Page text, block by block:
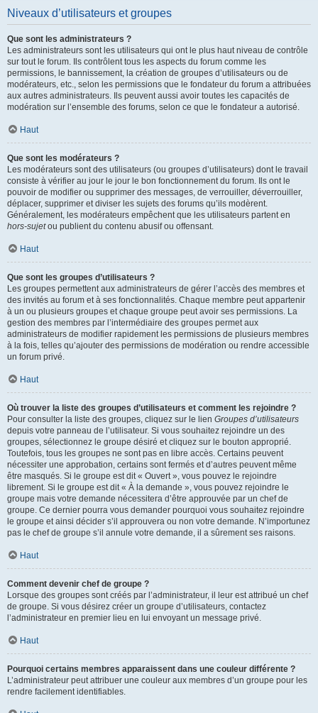
Niveaux d’utilisateurs et groupes
Que sont les administrateurs ?
Les administrateurs sont les utilisateurs qui ont le plus haut niveau de contrôle
sur tout le forum. Ils contrôlent tous les aspects du forum comme les
permissions, le bannissement, la création de groupes d’utilisateurs ou de
modérateurs, etc., selon les permissions que le fondateur du forum a attribuées
aux autres administrateurs. Ils peuvent aussi avoir toutes les capacités de
modération sur l’ensemble des forums, selon ce que le fondateur a autorisé.
Haut
Que sont les modérateurs ?
Les modérateurs sont des utilisateurs (ou groupes d’utilisateurs) dont le travail
consiste à vérifier au jour le jour le bon fonctionnement du forum. Ils ont le
pouvoir de modifier ou supprimer des messages, de verrouiller, déverrouiller,
déplacer, supprimer et diviser les sujets des forums qu’ils modèrent.
Généralement, les modérateurs empêchent que les utilisateurs partent en
hors-sujetou publient du contenu abusif ou offensant.
Haut
Que sont les groupes d’utilisateurs ?
Les groupes permettent aux administrateurs de gérer l’accès des membres et
des invités au forum et à ses fonctionnalités. Chaque membre peut appartenir
à un ou plusieurs groupes et chaque groupe peut avoir ses permissions. La
gestion des membres par l’intermédiaire des groupes permet aux
administrateurs de modifier rapidement les permissions de plusieurs membres
à la fois, telles qu’ajouter des permissions de modération ou rendre accessible
un forum privé.
Haut
Où trouver la liste des groupes d’utilisateurs et comment les rejoindre ?
Pour consulter la liste des groupes, cliquez sur le lien Groupes d’utilisateurs
depuis votre panneau de l’utilisateur. Si vous souhaitez rejoindre un des
groupes, sélectionnez le groupe désiré et cliquez sur le bouton approprié.
Toutefois, tous les groupes ne sont pas en libre accès. Certains peuvent
nécessiter une approbation, certains sont fermés et d’autres peuvent même
être masqués. Si le groupe est dit « Ouvert », vous pouvez le rejoindre
librement. Si le groupe est dit « À la demande », vous pouvez rejoindre le
groupe mais votre demande nécessitera d’être approuvée par un chef de
groupe. Ce dernier pourra vous demander pourquoi vous souhaitez rejoindre
le groupe et ainsi décider s’il approuvera ou non votre demande. N’importunez
pas le chef de groupe s’il annule votre demande, il a sûrement ses raisons.
Haut
Comment devenir chef de groupe ?
Lorsque des groupes sont créés par l’administrateur, il leur est attribué un chef
de groupe. Si vous désirez créer un groupe d’utilisateurs, contactez
l’administrateur en premier lieu en lui envoyant un message privé.
Haut
Pourquoi certains membres apparaissent dans une couleur différente ?
L’administrateur peut attribuer une couleur aux membres d’un groupe pour les
rendre facilement identifiables.